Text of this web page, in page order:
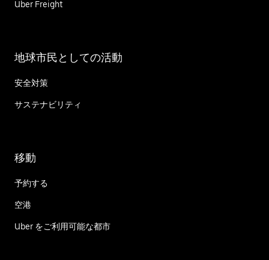
Uber Freight
地球市民としての活動
安全対策
サステナビリティ
移動
予約する
空港
Uber をご利用可能な都市